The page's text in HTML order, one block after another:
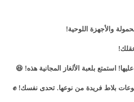
والأجهزة اللوحية!
استمتع بلعبة الألغاز المجانية هذه! 😆
بلاط فريدة من نوعها. تحدى نفسك! ✊